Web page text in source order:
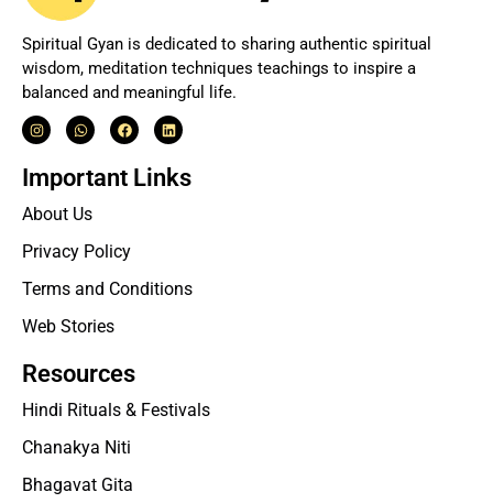
Spiritual Gyan is dedicated to sharing authentic spiritual
wisdom, meditation techniques teachings to inspire a
balanced and meaningful life.
Important Links
About Us
Privacy Policy
Terms and Conditions
Web Stories
Resources
Hindi Rituals & Festivals
Chanakya Niti
Bhagavat Gita